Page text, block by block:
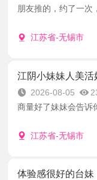
朋友推的，约了一次
江苏省-无锡市
江阴小妹妹人美活
2026-08-05
商量好了妹妹会告诉
江苏省-无锡市
体验感很好的台妹